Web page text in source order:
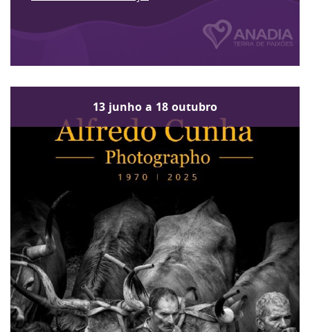
13 junho a 18 outubro